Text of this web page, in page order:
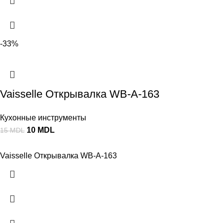
-33%
Vaisselle Открывалка WB-A-163
Кухонные инструменты
15MDL 10 MDL
Vaisselle Открывалка WB-A-163